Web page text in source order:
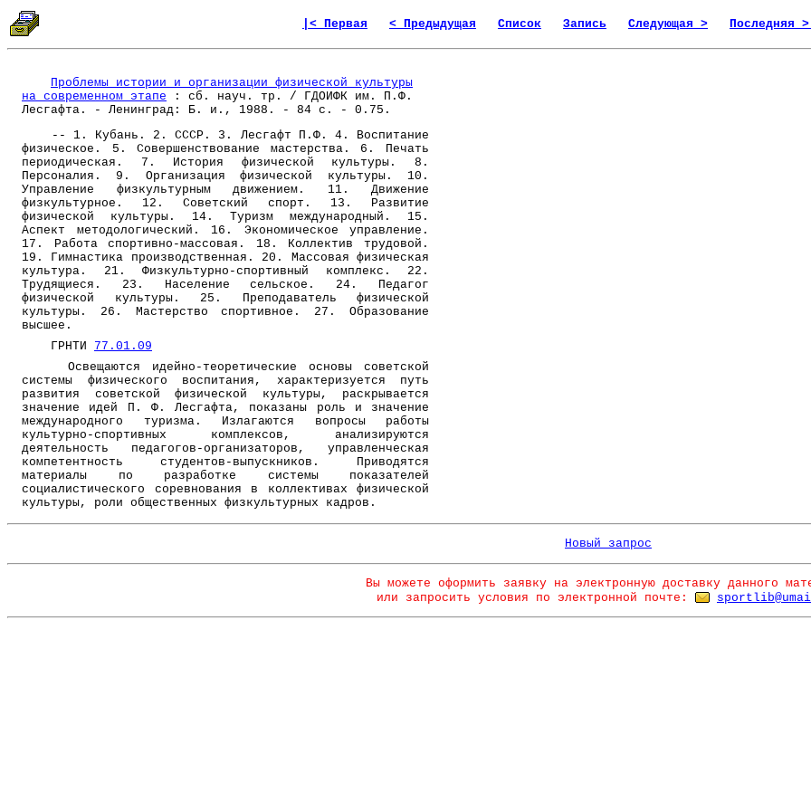
|< Первая < Предыдущая Список Запись Следующая > Последняя >|
Проблемы истории и организации физической культуры
на современном этапе : сб. науч. тр. / ГДОИФК им. П.Ф.
Лесгафта. - Ленинград: Б. и., 1988. - 84 с. - 0.75.
-- 1. Кубань. 2. СССР. 3. Лесгафт П.Ф. 4. Воспитание
физическое. 5. Совершенствование мастерства. 6. Печать
периодическая. 7. История физической культуры. 8.
Персоналия. 9. Организация физической культуры. 10.
Управление физкультурным движением. 11. Движение
физкультурное. 12. Советский спорт. 13. Развитие
физической культуры. 14. Туризм международный. 15.
Аспект методологический. 16. Экономическое управление.
17. Работа спортивно-массовая. 18. Коллектив трудовой.
19. Гимнастика производственная. 20. Массовая физическая
культура. 21. Физкультурно-спортивный комплекс. 22.
Трудящиеся. 23. Население сельское. 24. Педагог
физической культуры. 25. Преподаватель физической
культуры. 26. Мастерство спортивное. 27. Образование
высшее.
ГРНТИ 77.01.09
Освещаются идейно-теоретические основы советской
системы физического воспитания, характеризуется путь
развития советской физической культуры, раскрывается
значение идей П. Ф. Лесгафта, показаны роль и значение
международного туризма. Излагаются вопросы работы
культурно-спортивных комплексов, анализируются
деятельность педагогов-организаторов, управленческая
компетентность студентов-выпускников. Приводятся
материалы по разработке системы показателей
социалистического соревнования в коллективах физической
культуры, роли общественных физкультурных кадров.
Новый запрос
Вы можете оформить заявку на электронную доставку данного
или запросить условия по электронной почте: